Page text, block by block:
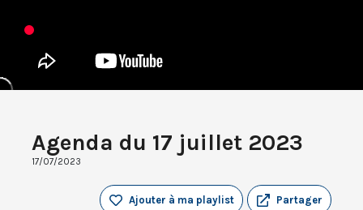
Agenda du 17 juillet 2023
17/07/2023
Partager
Ajouter à ma playlist